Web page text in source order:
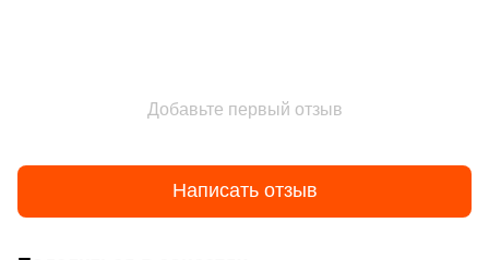
Добавьте первый отзыв
Написать отзыв